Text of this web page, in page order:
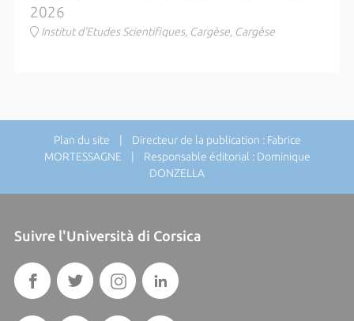
2026
Institut d'Etudes Scientifiques, Cargèse, Cargèse
Plan du site | Directeur de la publication : Fabrice
MORTESSAGNE | Responsable éditorial : Dominique
DONZELLA
Suivre l'Università di Corsica